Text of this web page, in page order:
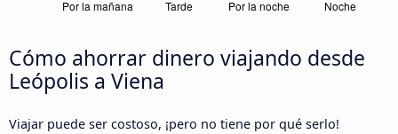
Cómo ahorrar dinero viajando desde
Leópolis a Viena
Viajar puede ser costoso, ¡pero no tiene por qué serlo!